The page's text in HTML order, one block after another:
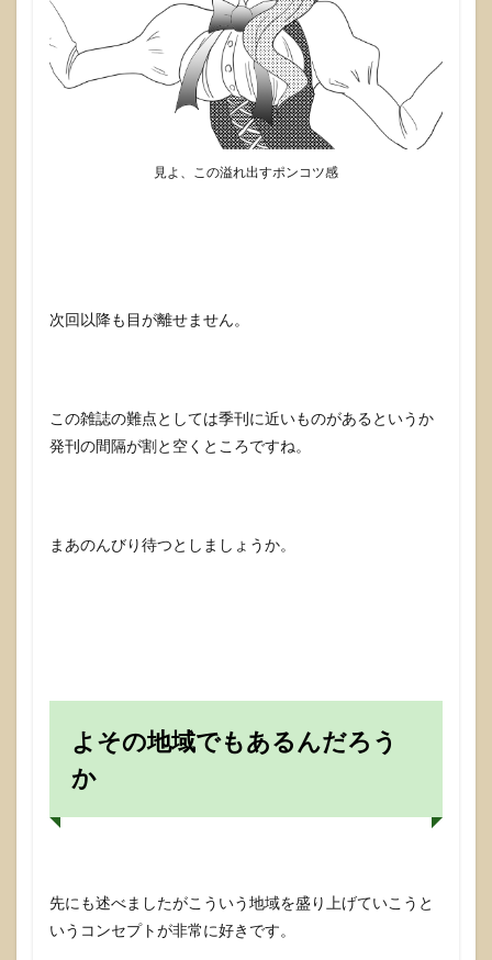
見よ、この溢れ出すポンコツ感
次回以降も目が離せません。
この雑誌の難点としては季刊に近いものがあるというか
発刊の間隔が割と空くところですね。
まあのんびり待つとしましょうか。
よその地域でもあるんだろう
か
先にも述べましたがこういう地域を盛り上げていこうと
いうコンセプトが非常に好きです。